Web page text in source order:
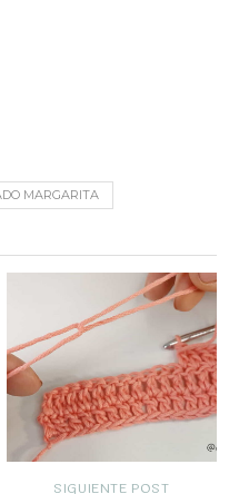
MARGARITA
SIGUIENTE POST